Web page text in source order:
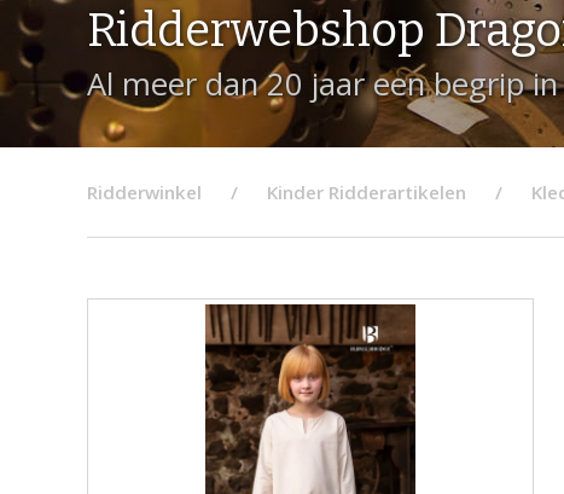
Ridderwebshop
Al meer dan 20 jaar een begrip
Ridderwinkel Kinder Ridderartikelen